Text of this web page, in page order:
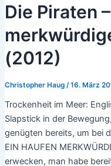
Die Piraten
(2012)
Christopher Haug /16. März
Trockenheit im Meer:
Slapstick in der
genügten bereits, um bei
EIN HAUFEN
erwecken, man habe